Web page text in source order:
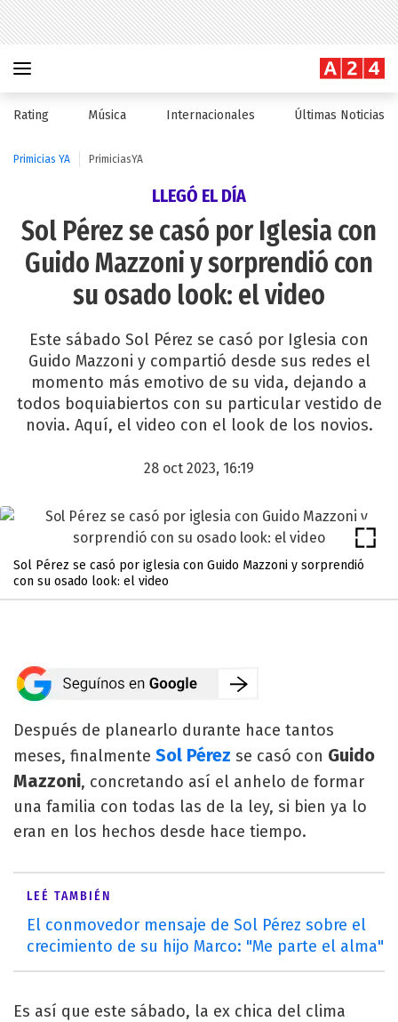
Rating Música Internacionales Últimas Noticias
Primicias YA PrimiciasYA
LLEGÓ EL DÍA
Sol Pérez se casó por Iglesia con
Guido Mazzoni y sorprendió con
su osado look: el video
Este sábado Sol Pérez se casó por Iglesia con
Guido Mazzoni y compartió desde sus redes el
momento más emotivo de su vida, dejando a
todos boquiabiertos con su particular vestido de
novia. Aquí, el video con el look de los novios.
28 oct 2023, 16:19
Sol Pérez se casó por iglesia con Guido Mazzoni y sorprendió
con su osado look: el video
Después de planearlo durante hace tantos
meses, finalmente Sol Pérez se casó con Guido
Mazzoni, concretando así el anhelo de formar
una familia con todas las de la ley, si bien ya lo
eran en los hechos desde hace tiempo.
LEÉ TAMBIÉN
El conmovedor mensaje de Sol Pérez sobre el
crecimiento de su hijo Marco: "Me parte el alma"
Es así que este sábado, la ex chica del clima